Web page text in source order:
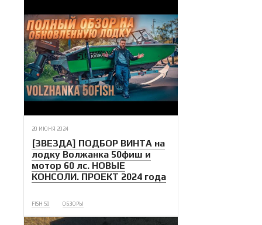
20 ИЮНЯ 2024
[ЗВЕЗДА] ПОДБОР ВИНТА на
лодку Волжанка 50фиш и
мотор 60 лс. НОВЫЕ
КОНСОЛИ. ПРОЕКТ 2024 года
FISH 50 ОБЗОРЫ